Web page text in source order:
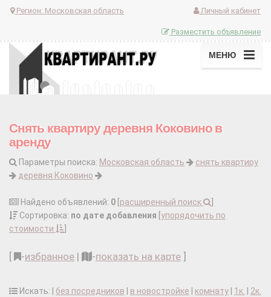
Регион: Московская область Личный кабинет
Разместить объявление
МЕНЮ
Снять квартиру деревня Коковино в
аренду
Параметры поиска: Московская область
снять квартиру
деревня Коковино
Найдено объявлений: 0 расширенный поиск
Сортировка: по дате добавления упорядочить по
стоимости
-избранное | -показать на карте
Искать: | без посредников в новостройке комнату 1к.
2к.